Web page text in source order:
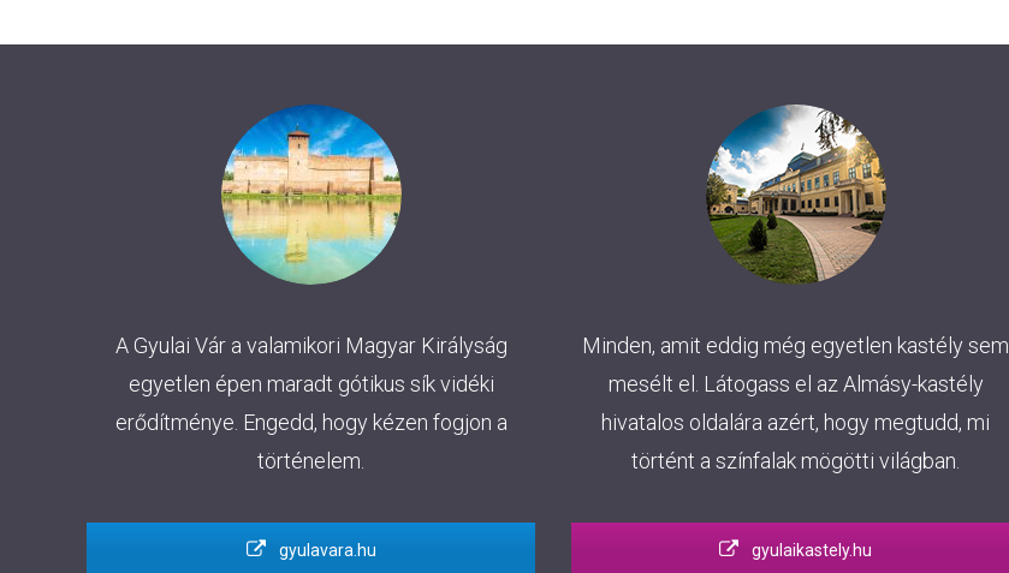
A Gyulai Vár a valamikori Magyar Királyság
egyetlen épen maradt gótikus sík vidéki
erődítménye. Engedd, hogy kézen fogjon a
történelem.
gyulavara.hu
Minden, amit eddig még egyetlen kastély sem
mesélt el. Látogass el az Almásy-kastély
hivatalos oldalára azért, hogy megtudd, mi
történt a színfalak mögötti világban.
gyulaikastely.hu